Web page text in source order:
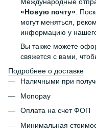
«Новую почту» .
могут меняться,
информацию у
Вы также можете
свяжется с вами,
Подробнее о доставке
Наличными при
Monopay
Оплата на счет ФОП
Минимальная